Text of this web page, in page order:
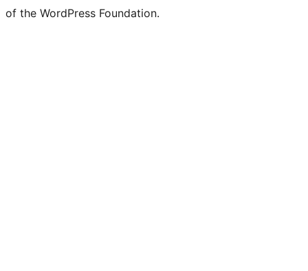
of the WordPress Foundation.